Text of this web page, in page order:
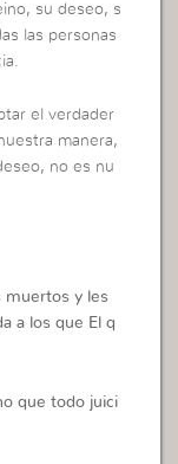
su deseo, s
las personas
el verdader
manera,
no es nu
muertos y les
a los que El q
que todo juici